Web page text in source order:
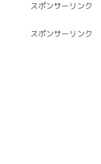
スポンサーリンク
スポンサーリンク